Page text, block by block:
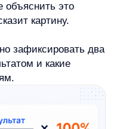
расчёта
и принесли
как